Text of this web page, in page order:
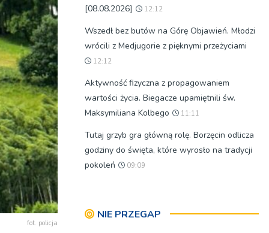
fot. policja
[08.08.2026]
12:12
Wszedł bez butów na Górę Objawień. Młodzi
wrócili z Medjugorie z pięknymi przeżyciami
12:12
Aktywność fizyczna z propagowaniem
wartości życia. Biegacze upamiętnili św.
Maksymiliana Kolbego
11:11
Tutaj grzyb gra główną rolę. Borzęcin odlicza
godziny do święta, które wyrosło na tradycji
pokoleń
09:09
NIE PRZEGAP